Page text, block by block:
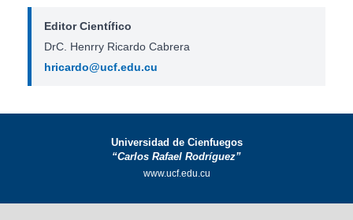
Editor Científico
DrC. Henrry Ricardo Cabrera
hricardo@ucf.edu.cu
Universidad de Cienfuegos
“Carlos Rafael Rodríguez”
www.ucf.edu.cu